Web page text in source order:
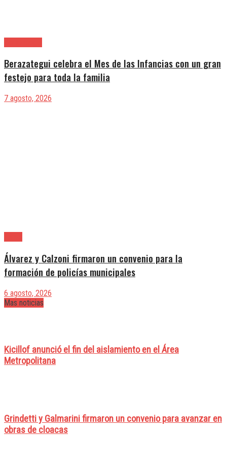
Berazategui celebra el Mes de las Infancias con un gran
festejo para toda la familia
7 agosto, 2026
Álvarez y Calzoni firmaron un convenio para la
formación de policías municipales
6 agosto, 2026
Mas noticias
Kicillof anunció el fin del aislamiento en el Área
Metropolitana
Grindetti y Galmarini firmaron un convenio para avanzar en
obras de cloacas